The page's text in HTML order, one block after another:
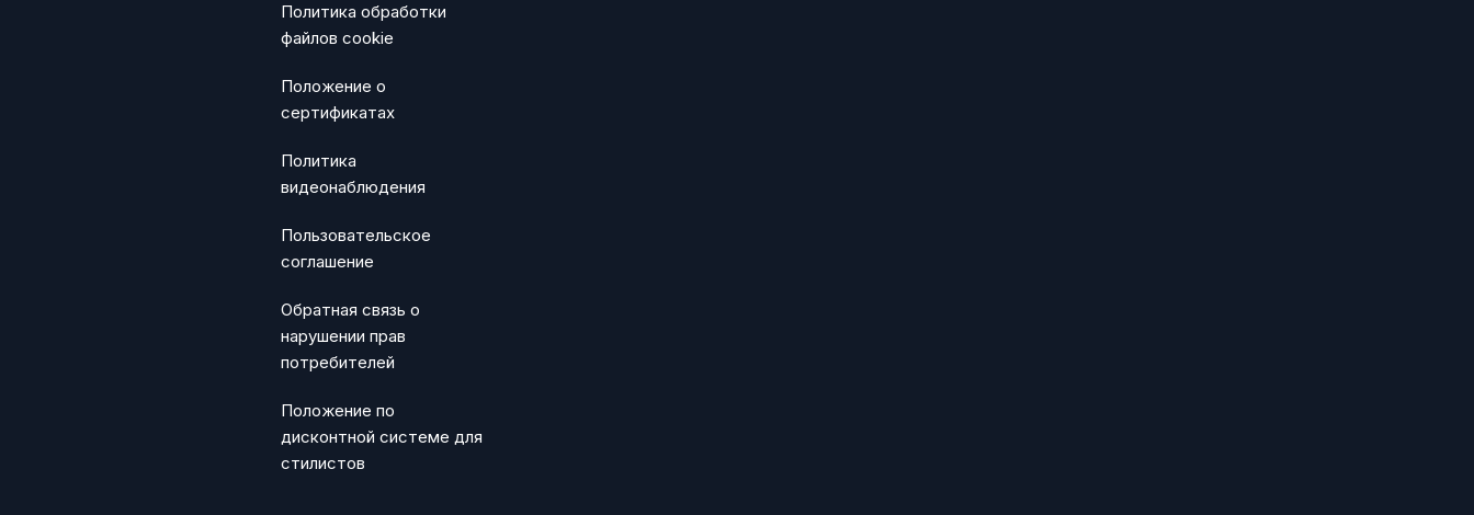
Политика обработки
файлов cookie
Положение о
сертификатах
Политика
видеонаблюдения
Пользовательское
соглашение
Обратная связь о
нарушении прав
потребителей
Положение по
дисконтной системе для
стилистов